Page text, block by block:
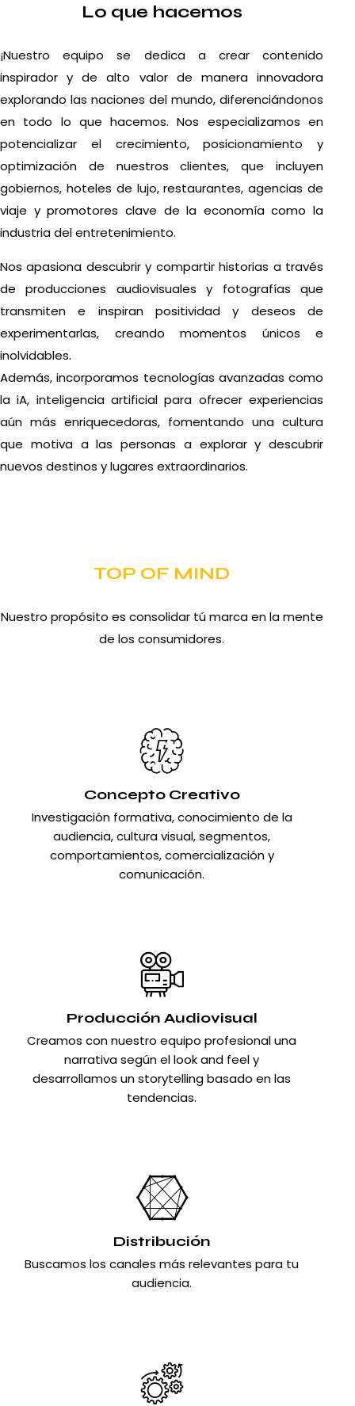
Lo que hacemos
¡Nuestro equipo se dedica a crear contenido
inspirador y de alto valor de manera innovadora
explorando las naciones del mundo, diferenciándonos
en todo lo que hacemos. Nos especializamos en
potencializar el crecimiento, posicionamiento y
optimización de nuestros clientes, que incluyen
gobiernos, hoteles de lujo, restaurantes, agencias de
viaje y promotores clave de la economía como la
industria del entretenimiento.
Nos apasiona descubrir y compartir historias a través
de producciones audiovisuales y fotografías que
transmiten e inspiran positividad y deseos de
experimentarlas, creando momentos únicos e
inolvidables.
Además, incorporamos tecnologías avanzadas como
la iA, inteligencia artificial para ofrecer experiencias
aún más enriquecedoras, fomentando una cultura
que motiva a las personas a explorar y descubrir
nuevos destinos y lugares extraordinarios.
TOP OF MIND
Nuestro propósito es consolidar tú marca en la mente
de los consumidores.
Concepto Creativo
Investigación formativa, conocimiento de la
audiencia, cultura visual, segmentos,
comportamientos, comercialización y
comunicación.
Producción Audiovisual
Creamos con nuestro equipo profesional una
narrativa según el look and feel y
desarrollamos un storytelling basado en las
tendencias.
Distribución
Buscamos los canales más relevantes para tu
audiencia.